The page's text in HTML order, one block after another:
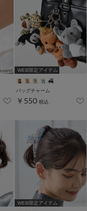
WEB限定アイテム
バッグチャーム
￥550 税込
WEB限定アイテム